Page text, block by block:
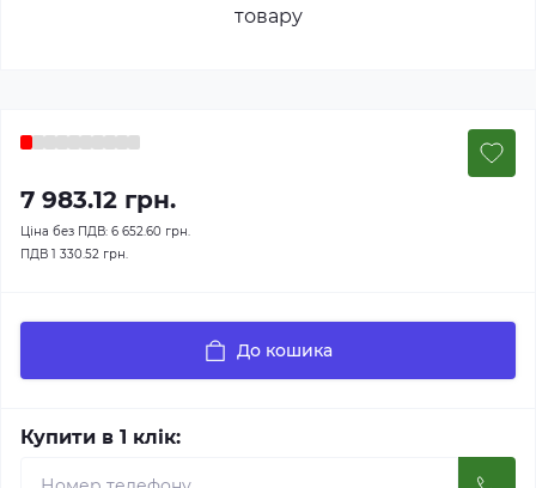
товару
7 983.12 грн.
Ціна без ПДВ: 6 652.60 грн.
ПДВ 1 330.52 грн.
До кошика
Купити в 1 клік: